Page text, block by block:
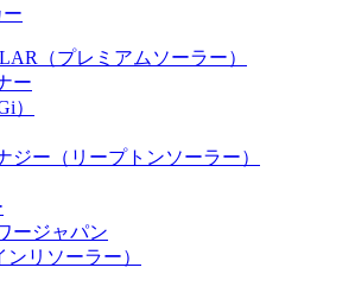
（プレミアムソーラー）
ー
）
ジー（リープトンソーラー）
ージャパン
ンリソーラー）